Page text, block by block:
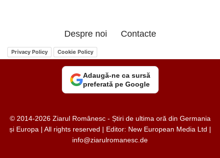
Despre noi Contacte
Privacy Policy Cookie Policy
Adaugă-ne ca sursă
preferată pe Google
© 2014-2026 Ziarul Românesc - Știri de ultima oră din Germania
și Europa | All rights reserved | Editor: New European Media Ltd |
info@ziarulromanesc.de